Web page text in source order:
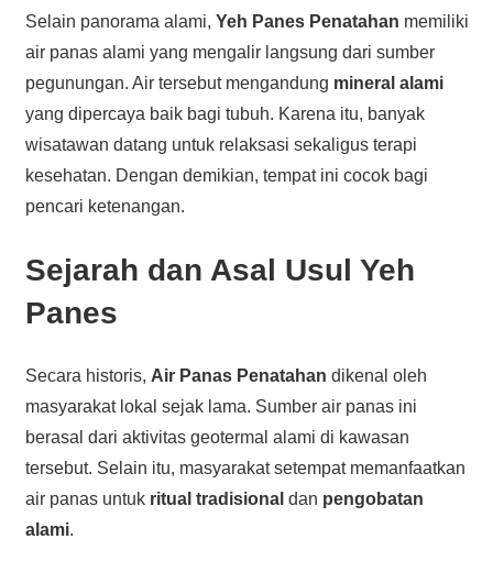
Selain panorama alami, Yeh Panes Penatahan memiliki
air panas alami yang mengalir langsung dari sumber
pegunungan. Air tersebut mengandung mineral alami
yang dipercaya baik bagi tubuh. Karena itu, banyak
wisatawan datang untuk relaksasi sekaligus terapi
kesehatan. Dengan demikian, tempat ini cocok bagi
pencari ketenangan.
Sejarah dan Asal Usul Yeh
Panes
Secara historis, Air Panas Penatahan dikenal oleh
masyarakat lokal sejak lama. Sumber air panas ini
berasal dari aktivitas geotermal alami di kawasan
tersebut. Selain itu, masyarakat setempat memanfaatkan
air panas untuk ritual tradisional dan pengobatan
alami.